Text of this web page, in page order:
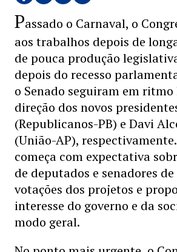
Passado o Carnaval, o
aos trabalhos depois de
de pouca produção
depois do recesso
o Senado seguiram em
direção dos novos
(Republicanos-PB) e Davi
(União-AP),
começa com expectativa
de deputados e senadores
votações dos projetos e
interesse do governo e da
modo geral.